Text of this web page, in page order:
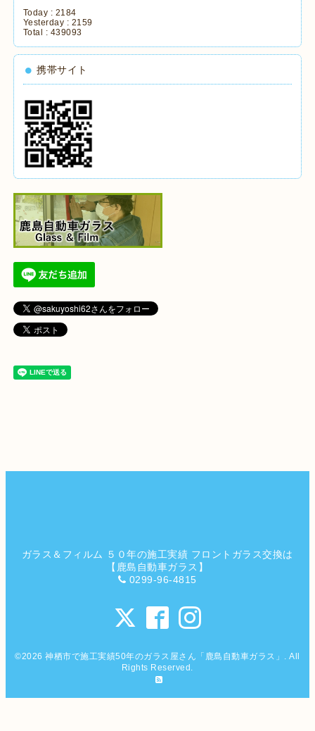
Today : 2184
Yesterday : 2159
Total : 439093
携帯サイト
ガラス＆フィルム ５０年の施工実績 フロントガラス交換は
【鹿島自動車ガラス】
0299-96-4815
©2026神栖市で施工実績50年のガラス屋さん「鹿島自動車ガラス」 . All
Rights Reserved.